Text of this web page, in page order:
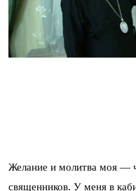
Желание и молитва моя —
священников. У меня в